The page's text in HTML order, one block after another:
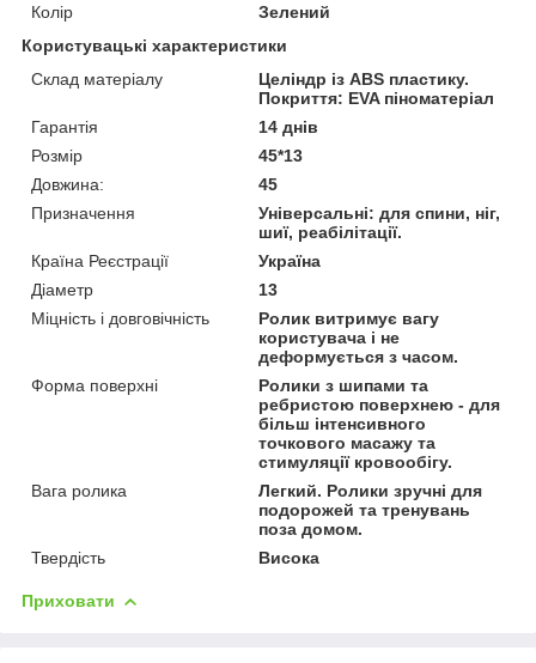
Колір
Зелений
Користувацькі характеристики
Склад матеріалу
Целіндр із ABS пластику.
Покриття: EVA піноматеріал
Гарантія
14 днів
Розмір
45*13
Довжина:
45
Призначення
Універсальні: для спини, ніг,
шиї, реабілітації.
Країна Реєстрації
Україна
Діаметр
13
Міцність і довговічність
Ролик витримує вагу
користувача і не
деформується з часом.
Форма поверхні
Ролики з шипами та
ребристою поверхнею - для
більш інтенсивного
точкового масажу та
стимуляції кровообігу.
Вага ролика
Легкий. Ролики зручні для
подорожей та тренувань
поза домом.
Твердість
Висока
Приховати